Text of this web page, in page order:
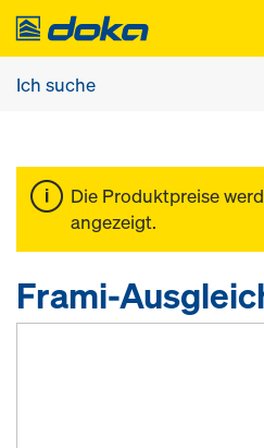
Die Produktpreise
angezeigt.
Frami-